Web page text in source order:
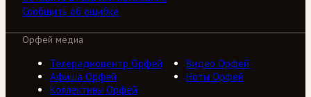
Сообщить об ошибке
Орфей медиа
Телерадиоцентр Орфей
Видео Орфей
Афиша Орфей
Ноты Орфей
Коллективы Орфей